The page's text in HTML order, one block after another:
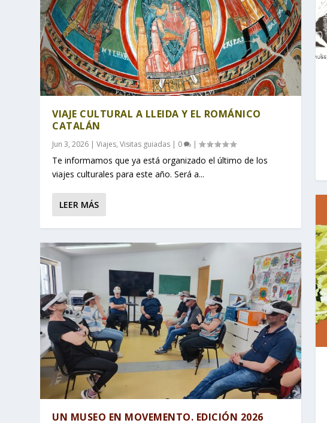
VIAJE CULTURAL A LLEIDA Y EL ROMÁNICO
CATALÁN
Jun 3, 2026 |Viajes,Visitas guiadas | 0 |
Te informamos que ya está organizado el último de los
viajes culturales para este año. Será a...
LEER MÁS
UN MUSEO EN MOVEMENTO. EDICIÓN 2026